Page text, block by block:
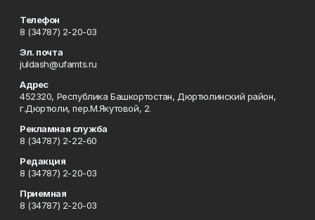
Телефон
8 (34787) 2-20-03
Эл. почта
juldash@ufamts.ru
Адрес
452320, Республика Башкортостан, Дюртюлинский район,
г.Дюртюли, пер.М.Якутовой, 2.
Рекламная служба
8 (34787) 2-22-60
Редакция
8 (34787) 2-20-03
Приемная
8 (34787) 2-20-03